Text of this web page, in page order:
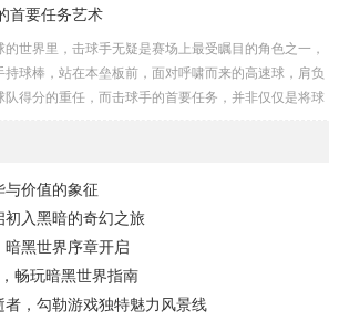
样的地形地貌，高耸入云的山脉连绵起伏，像是大自然
闪耀着刺眼的银光，仿佛是大自然赐予这片土地的皇
山脚下，则是一片郁郁葱葱的森林，森林里树木种类繁
大的乔木遮天蔽日，阳光只能透过枝叶的缝隙...
首要任务艺术
的世界里，击球手无疑是赛场上最受瞩目的角色之一，
持球棒，站在本垒板前，面对呼啸而来的高速球，肩负
队得分的重任，而击球手的首要任务，并非仅仅是将球
击球手需要在极短的时间内，准确判断球的速度、方向
，然后调整自己的击球动作，这不仅要求击球手具备出
力和反应能力,更需要大量的训练来培养对球...
价值的象征
入黑暗的奇幻之旅
黑世界序章开启
畅玩暗黑世界指南
，勾勒游戏独特魅力风景线